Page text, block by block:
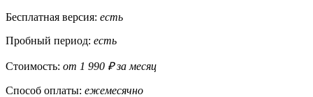
Бесплатная версия: есть
Пробный период: есть
Стоимость: от 1 990 ₽ за месяц
Способ оплаты: ежемесячно